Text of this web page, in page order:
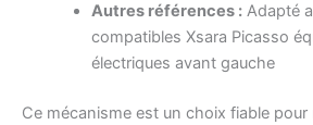
Autres références :Adapté
compatibles Xsara Picasso
électriques avant gauche
Ce mécanisme est un choix fiable pour